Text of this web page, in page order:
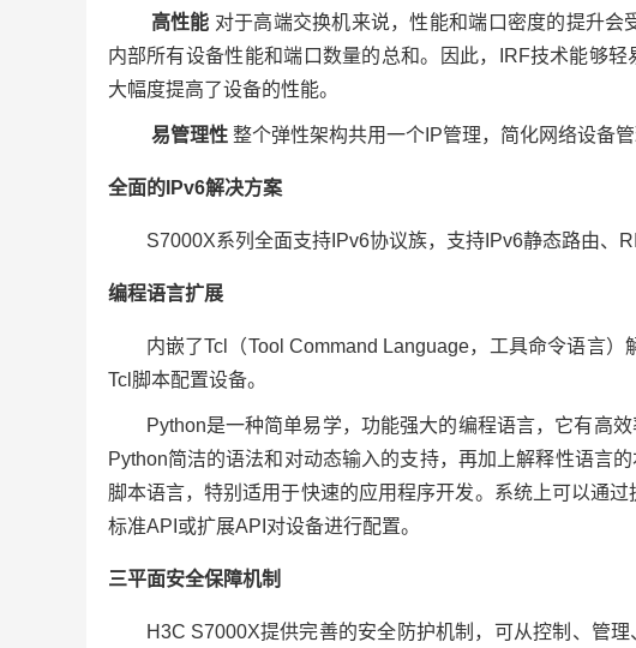
高性能 对于高端交换机来说，性能和端口密度的提升
内部所有设备性能和端口数量的总和。因此，IRF技术能够
大幅度提高了设备的性能。
易管理性整个弹性架构共用一个IP管理，简化网络设备
全面的IPv6解决方案
S7000X系列全面支持IPv6协议族，支持IPv6静态路由、
编程语言扩展
内嵌了Tcl（Tool Command Language，工具命令语言
Tcl脚本配置设备。
Python是一种简单易学，功能强大的编程语言，它有高
Python简洁的语法和对动态输入的支持，再加上解释性语言
脚本语言，特别适用于快速的应用程序开发。系统上可以通
标准API或扩展API对设备进行配置。
三平面安全保障机制
H3C S7000X提供完善的安全防护机制，可从控制、管